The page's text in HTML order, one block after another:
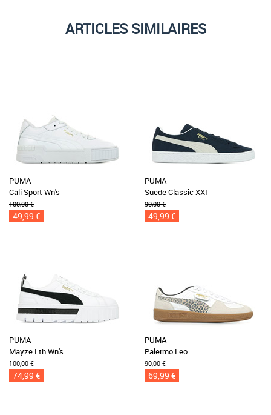
ARTICLES SIMILAIRES
PUMA
Cali Sport Wn's
100,00 €
49,99 €
PUMA
Suede Classic XXI
90,00 €
49,99 €
PUMA
Mayze Lth Wn's
100,00 €
74,99 €
PUMA
Palermo Leo
90,00 €
69,99 €